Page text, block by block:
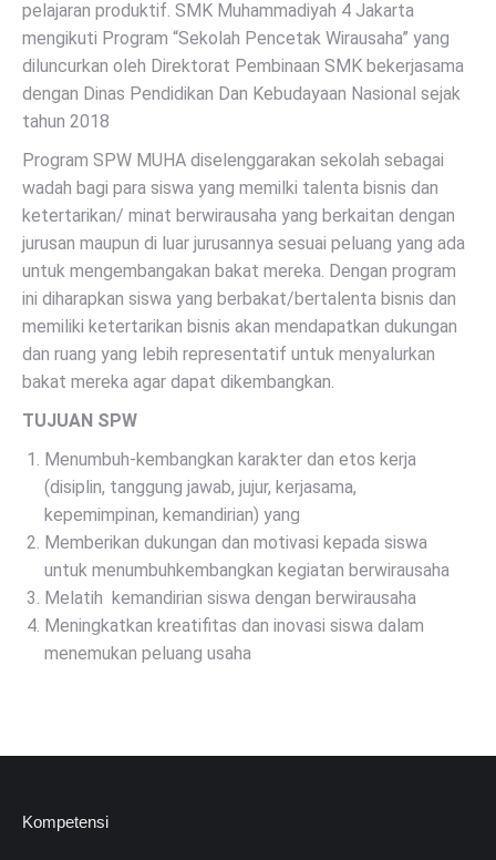
pelajaran produktif. SMK Muhammadiyah 4 Jakarta
mengikuti Program “Sekolah Pencetak Wirausaha” yang
diluncurkan oleh Direktorat Pembinaan SMK bekerjasama
dengan Dinas Pendidikan Dan Kebudayaan Nasional sejak
tahun 2018
Program SPW MUHA diselenggarakan sekolah sebagai
wadah bagi para siswa yang memilki talenta bisnis dan
ketertarikan/ minat berwirausaha yang berkaitan dengan
jurusan maupun di luar jurusannya sesuai peluang yang ada
untuk mengembangakan bakat mereka. Dengan program
ini diharapkan siswa yang berbakat/bertalenta bisnis dan
memiliki ketertarikan bisnis akan mendapatkan dukungan
dan ruang yang lebih representatif untuk menyalurkan
bakat mereka agar dapat dikembangkan.
TUJUAN SPW
Menumbuh-kembangkan karakter dan etos kerja
(disiplin, tanggung jawab, jujur, kerjasama,
kepemimpinan, kemandirian) yang
Memberikan dukungan dan motivasi kepada siswa
untuk menumbuhkembangkan kegiatan berwirausaha
Melatih kemandirian siswa dengan berwirausaha
Meningkatkan kreatifitas dan inovasi siswa dalam
menemukan peluang usaha
Kompetensi